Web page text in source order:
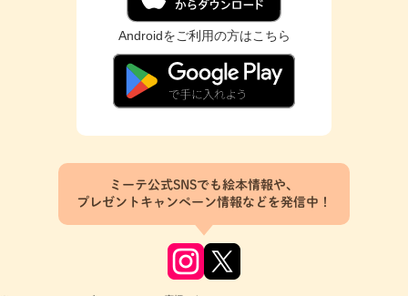
Androidをご利用の方はこちら
ミーテ公式SNSでも絵本情報や、
プレゼントキャンペーン情報などを発信中！